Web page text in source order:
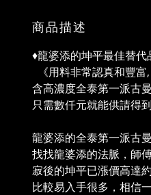
商品描述
♦️龍婆添的坤平最佳替代
《用料非常認真和豐富
含高濃度全泰第一派古
只需數仟元就能供請得到
龍婆添的全泰第一派古
找找龍婆添的法脈，師
寂後的坤平已漲價高達
比較易入手很多，相信